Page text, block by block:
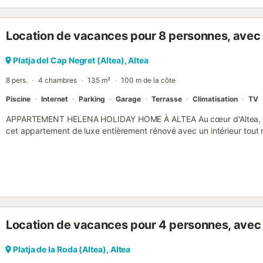
Location de vacances pour 8 personnes,
Platja del Cap Negret (Altea), Altea
8 pers. 4 chambres 135 m² 100 m de la côte
Piscine Internet Parking Garage Terrasse Climatisation TV
APPARTEMENT HELENA HOLIDAY HOME À ALTEA Au cœur
cet appartement de luxe entièrement rénové avec un intérieur tout
vraiment vous ressourcer. Le complexe d'appartements borde le
divers restaurants, bars et boutiques, un emplacement unique.
donc laisser la voiture au garage ! L'appartement dispose d'une
rafraîchissante dans la mer Méditerranée est bien sûr également
Bahia Blanca à Altea ! Agencement de l'appartement Helena
d'un coin salon, d'un coin repas et d'une Smart TV avec chaînes
Location de vacances pour 4 personnes, avec
Platja de la Roda (Altea), Altea